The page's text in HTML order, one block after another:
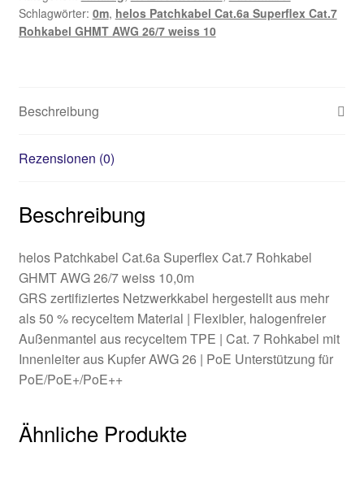
26/7
weiss
Schlagwörter: 0m, helos Patchkabel Cat.6a Superflex Cat.7
Rohkabel GHMT AWG 26/7 weiss 10
Beschreibung
Rezensionen (0)
Beschreibung
helos Patchkabel Cat.6a Superflex Cat.7 Rohkabel
GHMT AWG 26/7 weiss 10,0m
GRS zertifiziertes Netzwerkkabel hergestellt aus mehr
als 50 % recyceltem Material | Flexibler, halogenfreier
Außenmantel aus recyceltem TPE | Cat. 7 Rohkabel mit
Innenleiter aus Kupfer AWG 26 | PoE Unterstützung für
PoE/PoE+/PoE++
Ähnliche Produkte